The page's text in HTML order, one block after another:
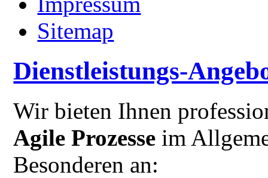
Sitemap
Dienstleistungs-
Wir bieten Ihnen
Agile Prozesse im
Besonderen an: